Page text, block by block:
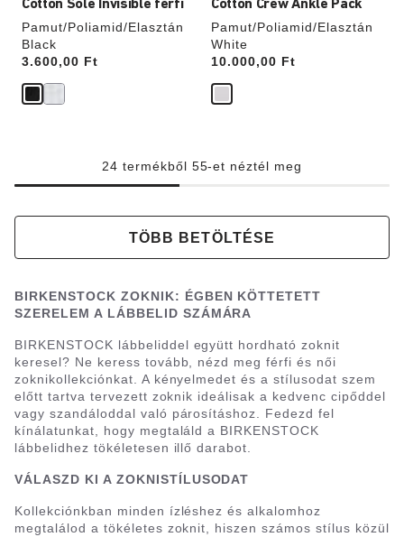
Cotton Sole Invisible férfi
Pamut/Poliamid/Elasztán
Black
Price:
3.600,00 Ft
Cotton Crew Ankle Pack
Pamut/Poliamid/Elasztán
White
Price:
10.000,00 Ft
24 termékből 55-et néztél meg
TÖBB BETÖLTÉSE
BIRKENSTOCK ZOKNIK: ÉGBEN KÖTTETETT
SZERELEM A LÁBBELID SZÁMÁRA
BIRKENSTOCK lábbeliddel együtt hordható zoknit
keresel? Ne keress tovább, nézd meg férfi és női
zoknikollekciónkat. A kényelmedet és a stílusodat szem
előtt tartva tervezett zoknik ideálisak a kedvenc cipőddel
vagy szandáloddal való párosításhoz. Fedezd fel
kínálatunkat, hogy megtaláld a BIRKENSTOCK
lábbelidhez tökéletesen illő darabot.
VÁLASZD KI A ZOKNISTÍLUSODAT
Kollekciónkban minden ízléshez és alkalomhoz
megtalálod a tökéletes zoknit, hiszen számos stílus közül